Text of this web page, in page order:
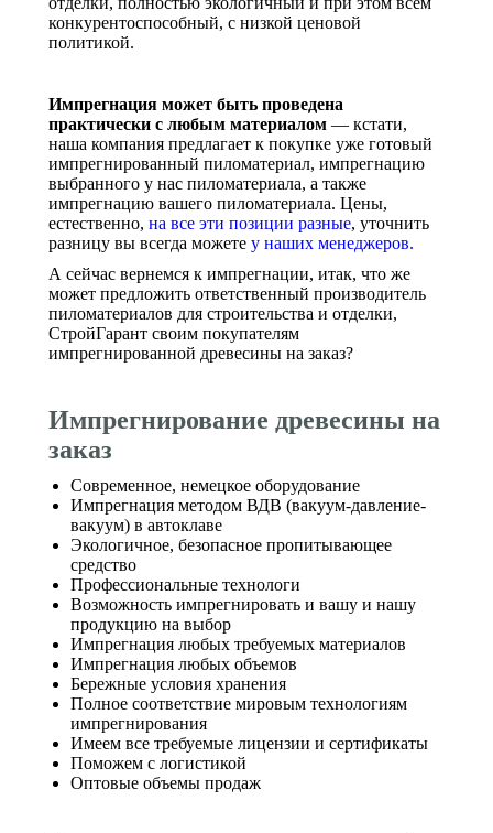
конкурентоспособный, с низкой ценовой
политикой.
Импрегнация может быть проведена
практически с любым материалом — кстати,
наша компания предлагает к покупке уже готовый
импрегнированный пиломатериал, импрегнацию
выбранного у нас пиломатериала, а также
импрегнацию вашего пиломатериала. Цены,
естественно, на все эти позиции разные, уточнить
разницу вы всегда можете у наших менеджеров.
А сейчас вернемся к импрегнации, итак, что же
может предложить ответственный производитель
пиломатериалов для строительства и отделки,
СтройГарант своим покупателям
импрегнированной древесины на заказ?
Импрегнирование древесины на
заказ
Современное, немецкое оборудование
Импрегнация методом ВДВ (вакуум-давление-
вакуум) в автоклаве
Экологичное, безопасное пропитывающее
средство
Профессиональные технологи
Возможность импрегнировать и вашу и нашу
продукцию на выбор
Импрегнация любых требуемых материалов
Импрегнация любых объемов
Бережные условия хранения
Полное соответствие мировым технологиям
импрегнирования
Имеем все требуемые лицензии и сертификаты
Поможем с логистикой
Оптовые объемы продаж